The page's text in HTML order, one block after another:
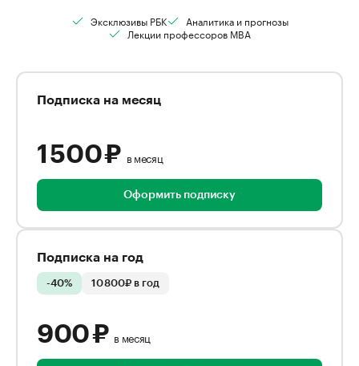
Эксклюзивы РБК
Аналитика и прогнозы
Лекции профессоров MBA
Подписка на месяц
1 500 ₽ в месяц
Оформить подписку
Подписка на год
-40% 10 800₽ в год
900 ₽ в месяц